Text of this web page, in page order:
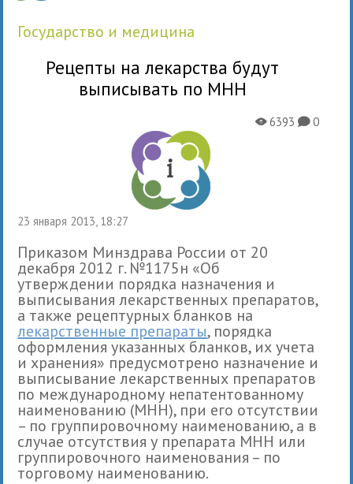
государство и медицина
Рецепты на лекарства будут
выписывать по МНН
23 января 2013, 18:27
X6393K0
Приказом Минздрава России от 20
декабря 2012 г. №1175н «Об
утверждении порядка назначения и
выписывания лекарственных препаратов,
а также рецептурных бланков на
лекарственные препараты, порядка
оформления указанных бланков, их учета
и хранения» предусмотрено назначение и
выписывание лекарственных препаратов
по международному непатентованному
наименованию (МНН), при его отсутствии
– по группировочному наименованию, а в
случае отсутствия у препарата МНН или
группировочного наименования – по
торговому наименованию.